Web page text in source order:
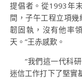
提倡者。從1993年
間，子午工程立項
韌固執，沒有他率
天。”王赤感歎。
“我們這一代科
迷信工作打下了堅實